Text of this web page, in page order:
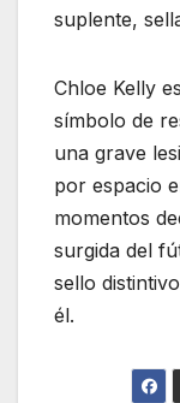
suplente,
Chloe Kelly
símbolo de
una grave
por espacio
momentos
surgida del
sello
él.